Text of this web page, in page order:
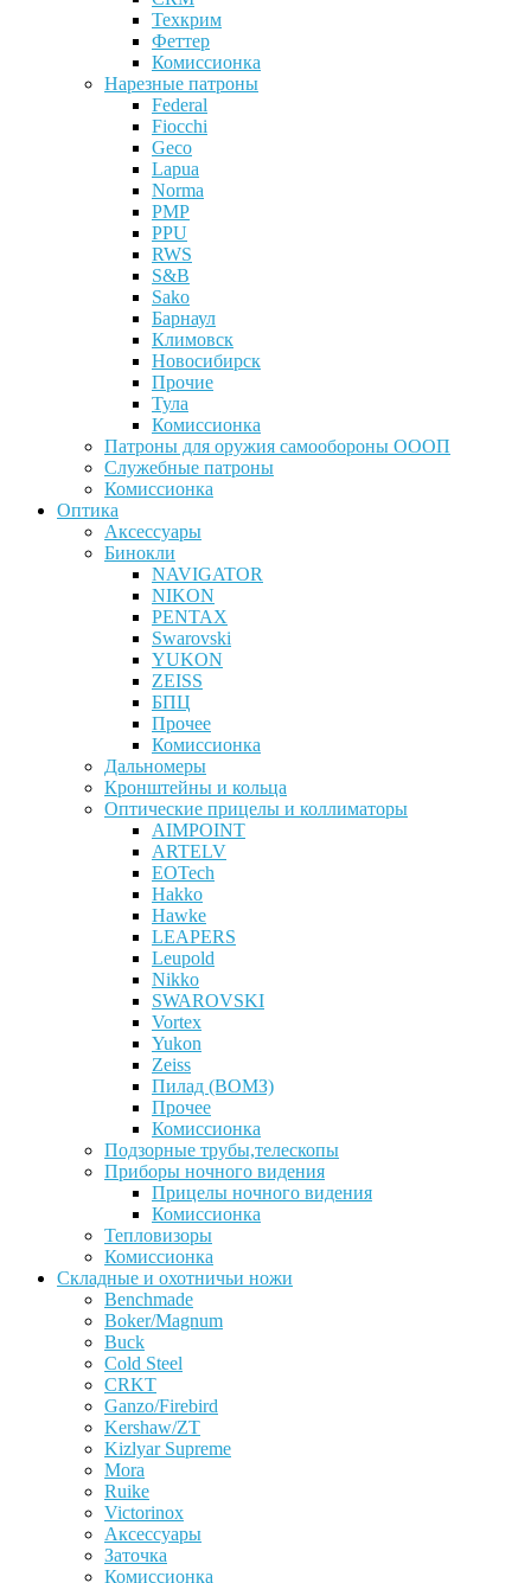
Техкрим
Феттер
Комиссионка
Нарезные патроны
Federal
Fiocchi
Geco
Lapua
Norma
PMP
PPU
RWS
S&B
Sako
Барнаул
Климовск
Новосибирск
Прочие
Тула
Комиссионка
Патроны для оружия самообороны ОООП
Служебные патроны
Комиссионка
Оптика
Аксессуары
Бинокли
NAVIGATOR
NIKON
PENTAX
Swarovski
YUKON
ZEISS
БПЦ
Прочее
Комиссионка
Дальномеры
Кронштейны и кольца
Оптические прицелы и коллиматоры
AIMPOINT
ARTELV
EOTech
Hakko
Hawke
LEAPERS
Leupold
Nikko
SWAROVSKI
Vortex
Yukon
Zeiss
Пилад (ВОМЗ)
Прочее
Комиссионка
Подзорные трубы,телескопы
Приборы ночного видения
Прицелы ночного видения
Комиссионка
Тепловизоры
Комиссионка
Складные и охотничьи ножи
Benchmade
Boker/Magnum
Buck
Cold Steel
CRKT
Ganzo/Firebird
Kershaw/ZT
Kizlyar Supreme
Mora
Ruike
Victorinox
Аксессуары
Заточка
Комиссионка